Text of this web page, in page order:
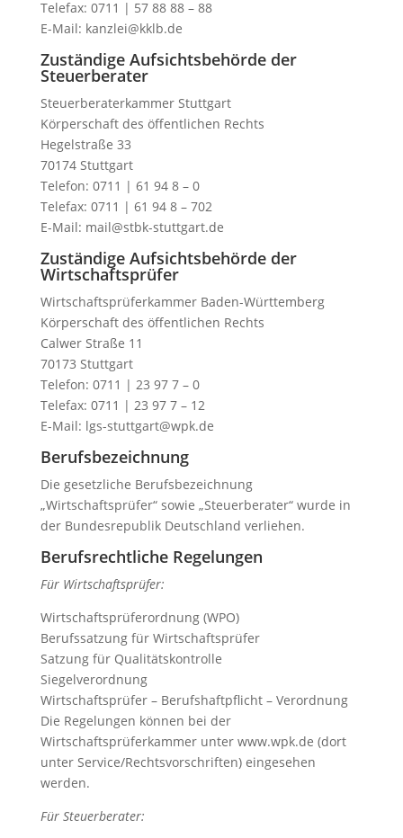
Telefax: 0711 | 57 88 88 – 88
E-Mail: kanzlei@kklb.de
Zuständige Aufsichtsbehörde der
Steuerberater
Steuerberaterkammer Stuttgart
Körperschaft des öffentlichen Rechts
Hegelstraße 33
70174 Stuttgart
Telefon: 0711 | 61 94 8 – 0
Telefax: 0711 | 61 94 8 – 702
E-Mail: mail@stbk-stuttgart.de
Zuständige Aufsichtsbehörde der
Wirtschaftsprüfer
Wirtschaftsprüferkammer Baden-Württemberg
Körperschaft des öffentlichen Rechts
Calwer Straße 11
70173 Stuttgart
Telefon: 0711 | 23 97 7 – 0
Telefax: 0711 | 23 97 7 – 12
E-Mail: lgs-stuttgart@wpk.de
Berufsbezeichnung
Die gesetzliche Berufsbezeichnung
„Wirtschaftsprüfer“ sowie „Steuerberater“ wurde in
der Bundesrepublik Deutschland verliehen.
Berufsrechtliche Regelungen
Für Wirtschaftsprüfer:
Wirtschaftsprüferordnung (WPO)
Berufssatzung für Wirtschaftsprüfer
Satzung für Qualitätskontrolle
Siegelverordnung
Wirtschaftsprüfer – Berufshaftpflicht – Verordnung
Die Regelungen können bei der
Wirtschaftsprüferkammer unter www.wpk.de (dort
unter Service/Rechtsvorschriften) eingesehen
werden.
Für Steuerberater: